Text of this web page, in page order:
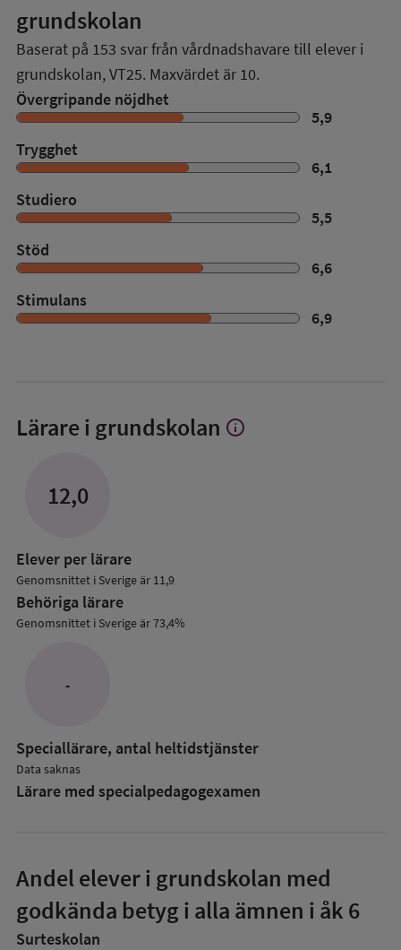
grundskolan
Baserat på 153 svar från vårdnadshavare till elever i
grundskolan,VT25. Maxvärdet är 10.
Övergripande nöjdhet
5,9
Trygghet
6,1
Studiero
5,5
Stöd
6,6
Stimulans
6,9
Lärare i grundskolan Visa
info
12,0
Elever per lärare
Genomsnittet i Sverige är 11,9
Behöriga lärare
Genomsnittet i Sverige är 73,4%
-
Speciallärare, antal heltidstjänster
Data saknas
Lärare med specialpedagog­examen
Andel elever i grundskolan med
godkända betyg i alla ämnen i åk 6
Surteskolan